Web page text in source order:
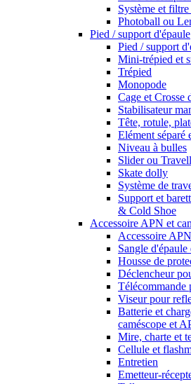
Système et
Photoball ou
Pied / support d'épaule
Pied / support
Mini-trépied et
Trépied
Monopode
Cage et Crosse
Stabilisateur
Tête, rotule,
Elément séparé
Niveau à bulles
Slider ou
Skate dolly
Système de
Support et
& Cold Shoe
Accessoire APN et
Accessoire
Sangle
Housse de
Déclencheur
Télécommande
Viseur pour
Batterie et
caméscope et
Mire, charte et
Cellule et
Entretien
Emetteur-